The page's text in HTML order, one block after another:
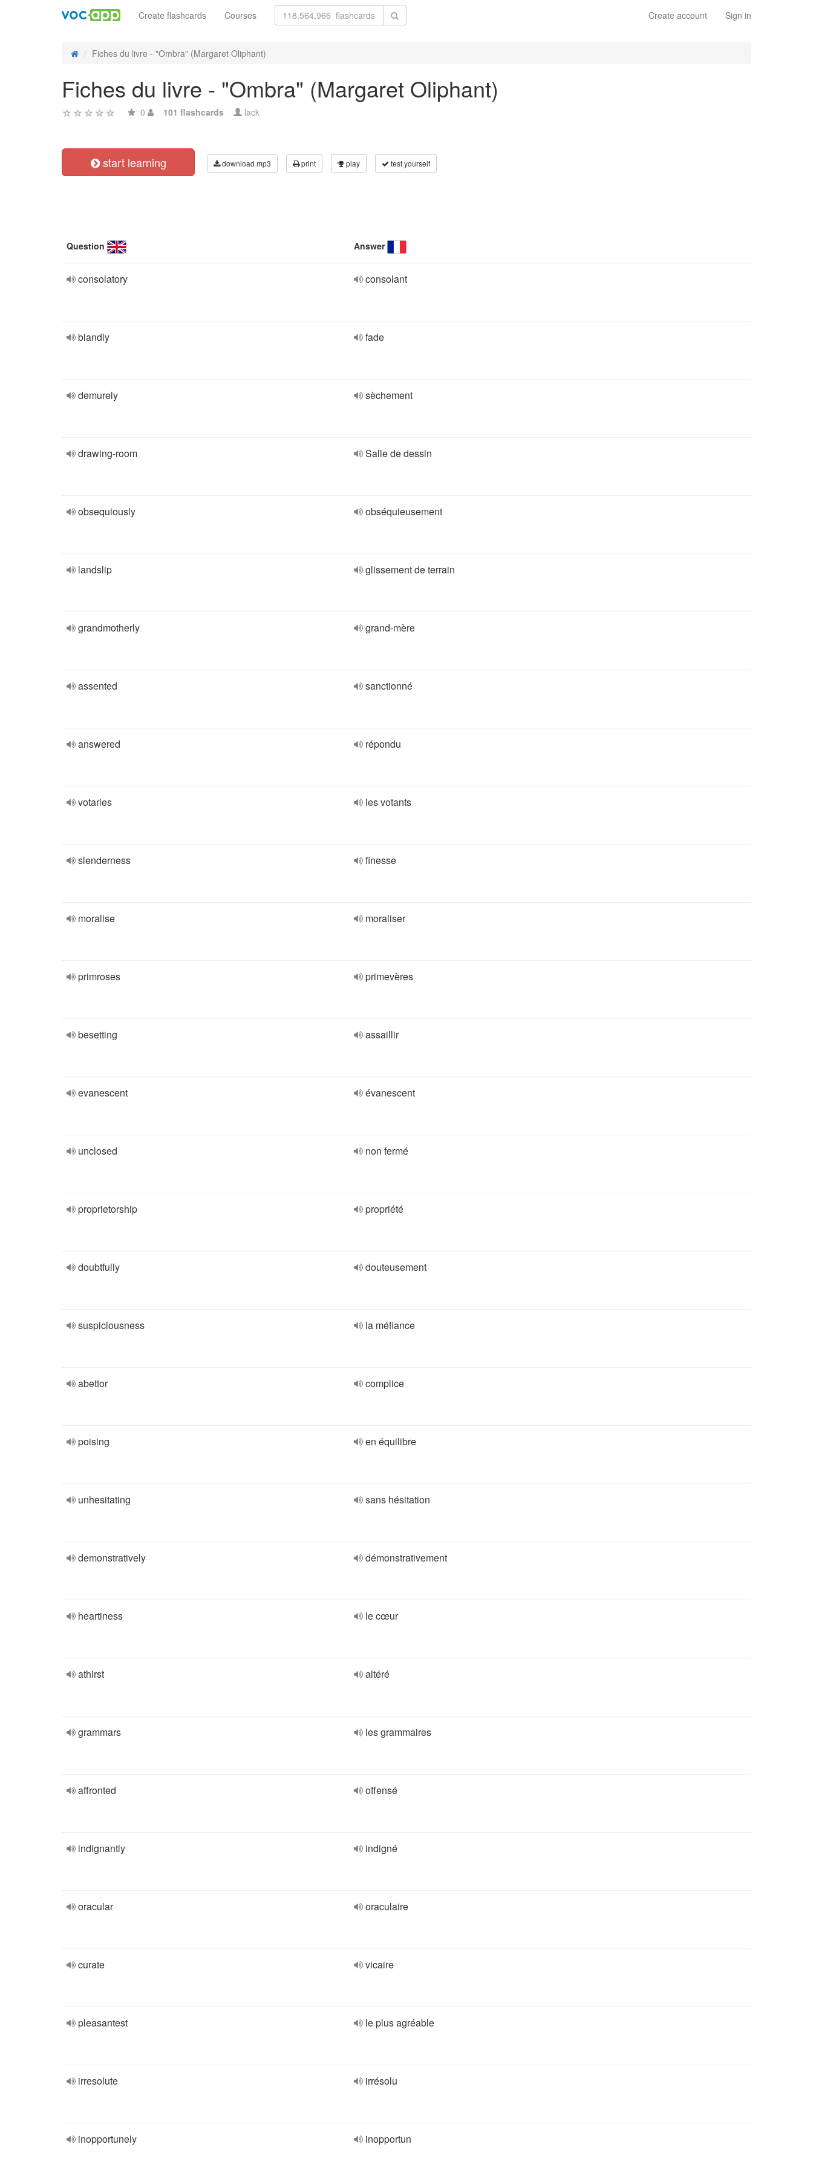
Create account Sign in
Create flashcards Courses
Fiches du livre - "Ombra" (Margaret Oliphant)
Fiches du livre - "Ombra" (Margaret Oliphant)
0 101 flashcards lack
start learning download mp3 print play test yourself
Question Answer
consolatory consolant
blandly fade
demurely sèchement
drawing-room Salle de dessin
obsequiously obséquieusement
landslip glissement de terrain
grandmotherly grand-mère
assented sanctionné
answered répondu
votaries les votants
slenderness finesse
moralise moraliser
primroses primevères
besetting assaillir
evanescent évanescent
unclosed non fermé
proprietorship propriété
doubtfully douteusement
suspiciousness la méfiance
abettor complice
poising en équilibre
unhesitating sans hésitation
demonstratively démonstrativement
heartiness le cœur
athirst altéré
grammars les grammaires
affronted offensé
indignantly indigné
oracular oraculaire
curate vicaire
pleasantest le plus agréable
irresolute irrésolu
inopportunely inopportun